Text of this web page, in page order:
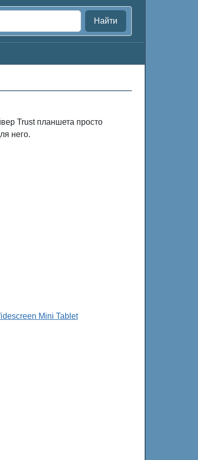
Найти
Trust планшета просто
него.
Mini Tablet